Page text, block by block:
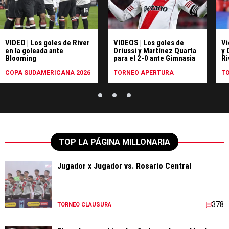
VIDEO | Los goles de River
en la goleada ante
Blooming
COPA SUDAMERICANA 2026
VIDEOS | Los goles de
Driussi y Martínez Quarta
para el 2-0 ante Gimnasia
TORNEO APERTURA
y
TOP LA PÁGINA MILLONARIA
Jugador x Jugador vs. Rosario Central
TORNEO CLAUSURA 378